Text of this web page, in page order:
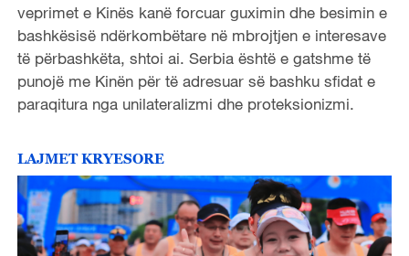
veprimet e Kinës kanë forcuar guximin dhe besimin e
bashkësisë ndërkombëtare në mbrojtjen e interesave
të përbashkëta, shtoi ai. Serbia është e gatshme të
punojë me Kinën për të adresuar së bashku sfidat e
paraqitura nga unilateralizmi dhe proteksionizmi.
LAJMET KRYESORE